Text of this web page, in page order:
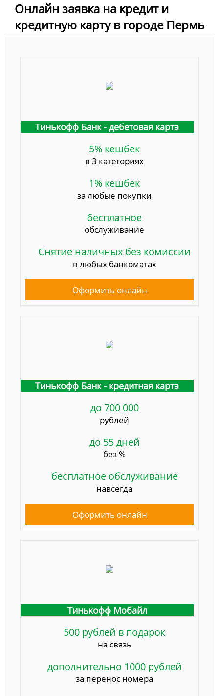
Онлайн заявка на кредит и
кредитную карту в городе Пермь
Тинькофф Банк - дебетовая карта
5% кешбек
в 3 категориях
1% кешбек
за любые покупки
бесплатное
обслуживание
Снятие наличных без комиссии
в любых банкоматах
Оформить онлайн
Тинькофф Банк - кредитная карта
до 700 000
рублей
до 55 дней
без %
бесплатное обслуживание
навсегда
Оформить онлайн
Тинькофф Мобайл
500 рублей в подарок
на связь
дополнительно 1000 рублей
за перенос номера